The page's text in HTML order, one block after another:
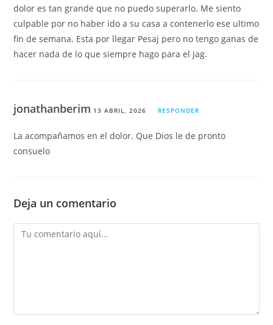
dolor es tan grande que no puedo superarlo. Me siento
culpable por no haber ido a su casa a contenerlo ese ultimo
fin de semana. Esta por llegar Pesaj pero no tengo ganas de
hacer nada de lo que siempre hago para el jag.
jonathanberim 13 ABRIL, 2026 RESPONDER
La acompañamos en el dolor. Que Dios le de pronto
consuelo
Deja un comentario
Comentario